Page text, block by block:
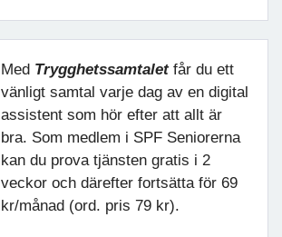
Med Trygghetssamtalet får du ett
vänligt samtal varje dag av en digital
assistent som hör efter att allt är
bra. Som medlem i SPF Seniorerna
kan du prova tjänsten gratis i 2
veckor och därefter fortsätta för 69
kr/månad (ord. pris 79 kr).